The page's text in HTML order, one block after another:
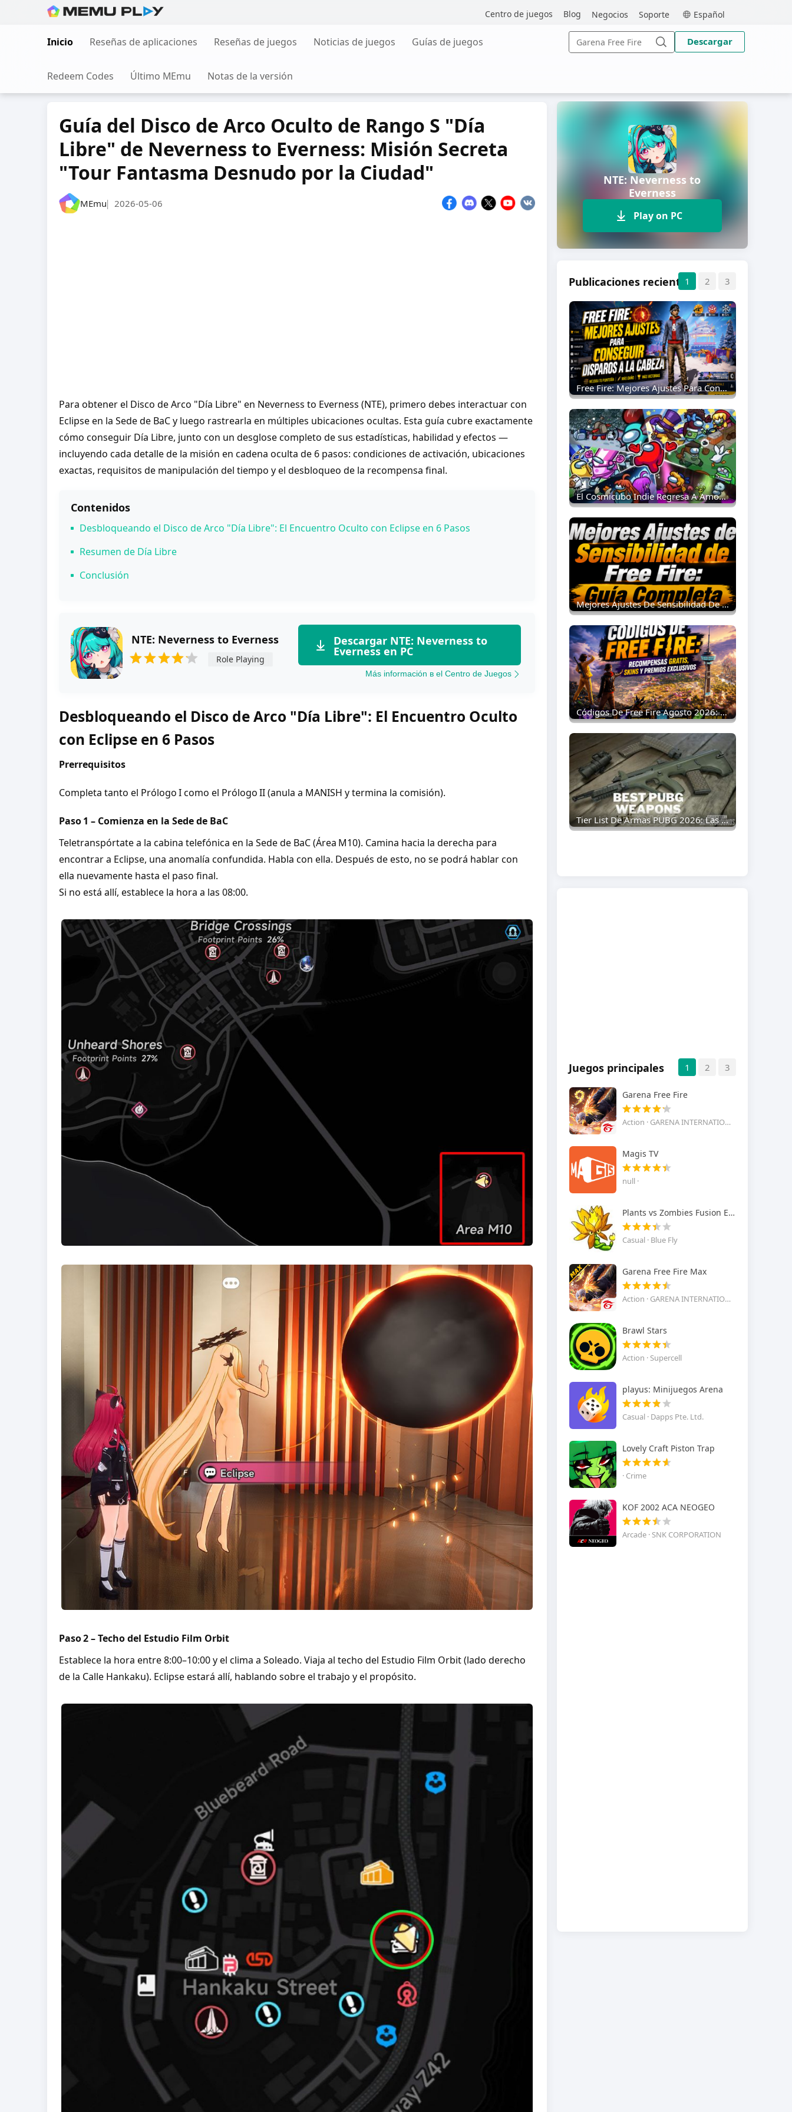
MEmu Español
Soporte
Negocios
Blog
Centro de juegos
al
contenido
Inicio Reseñas de aplicaciones Reseñas de juegos Noticias de juegos Guías de juegos
Redeem Codes Último MEmu Notas de la versión
Buscar:
Buscar
Descargar
Guía del Disco de Arco Oculto de Rango S "Día
Libre" de Neverness to Everness: Misión Secreta
"Tour Fantasma Desnudo por la Ciudad"
MEmu| 2026-05-06
Para obtener el Disco de Arco "Día Libre" en Neverness to Everness (NTE), primero debes interactuar con
Eclipse en la Sede de BaC y luego rastrearla en múltiples ubicaciones ocultas. Esta guía cubre exactamente
cómo conseguir Día Libre, junto con un desglose completo de sus estadísticas, habilidad y efectos —
incluyendo cada detalle de la misión en cadena oculta de 6 pasos: condiciones de activación, ubicaciones
exactas, requisitos de manipulación del tiempo y el desbloqueo de la recompensa final.
Contenidos
Desbloqueando el Disco de Arco "Día Libre": El Encuentro Oculto con Eclipse en 6 Pasos
Resumen de Día Libre
Conclusión
NTE: Neverness to Everness
Role Playing
Descargar NTE: Neverness to
Everness en PC
Más información в el Centro de Juegos
Desbloqueando el Disco de Arco "Día Libre": El Encuentro Oculto
con Eclipse en 6 Pasos
Prerrequisitos
Completa tanto el Prólogo I como el Prólogo II (anula a MANISH y termina la comisión).
Paso 1 – Comienza en la Sede de BaC
Teletranspórtate a la cabina telefónica en la Sede de BaC (Área M10). Camina hacia la derecha para
encontrar a Eclipse, una anomalía confundida. Habla con ella. Después de esto, no se podrá hablar con
ella nuevamente hasta el paso final.
Si no está allí, establece la hora a las 08:00.
Paso 2 – Techo del Estudio Film Orbit
Establece la hora entre 8:00–10:00 y el clima a Soleado. Viaja al techo del Estudio Film Orbit (lado derecho
de la Calle Hankaku). Eclipse estará allí, hablando sobre el trabajo y el propósito.
NTE: Neverness to
Everness
Play on PC
Publicaciones recientes
1 2 3
Free Fire: Mejores Ajustes Para Conseguir Disparos A La Cabeza
El Cosmicubo Indie Regresa A Among Us: Todo Lo Que Necesitas Saber Como Tripulante
Mejores Ajustes De Sensibilidad De Free Fire: Guía Completa 2026
Códigos De Free Fire Agosto 2026: Recompensas Gratis, Skins Y Premios Exclusivos
Tier List De Armas PUBG 2026: Las Mejores Armas Clasificadas De La S A La D (Guía Actualizada)
Juegos principales 1 2 3
Garena Free Fire
Action · GARENA INTERNATIONAL I
Magis TV
null ·
Plants vs Zombies Fusion Edition
Casual · Blue Fly
Garena Free Fire Max
Action · GARENA INTERNATIONAL I
Brawl Stars
Action · Supercell
playus: Minijuegos Arena
Casual · Dapps Pte. Ltd.
Lovely Craft Piston Trap
· Crime
KOF 2002 ACA NEOGEO
Arcade · SNK CORPORATION